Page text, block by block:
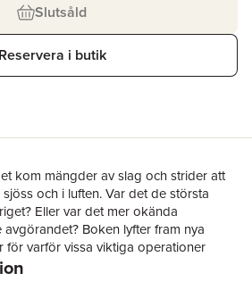
Slutsåld
Reservera i butik
kom mängder av slag och strider att
och i luften. Var det de största
Eller var det mer okända
Boken lyfter fram nya
varför vissa viktiga operationer
Du får besöka de mest